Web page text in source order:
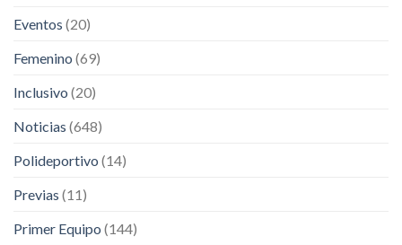
Eventos (20)
Femenino (69)
Inclusivo (20)
Noticias (648)
Polideportivo (14)
Previas (11)
Primer Equipo (144)